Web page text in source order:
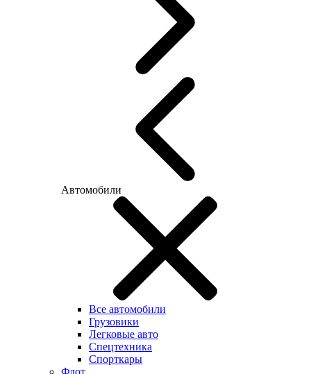
Автомобили
Все автомобили
Грузовики
Легковые авто
Спецтехника
Спорткары
Флот